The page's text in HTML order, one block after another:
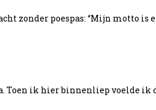
zonder poespas: “Mijn motto is
Toen ik hier binnenliep voelde ik